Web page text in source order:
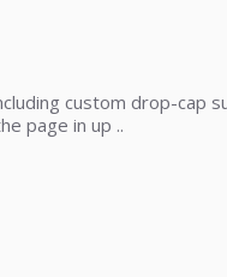
custom drop-cap
page in up ..